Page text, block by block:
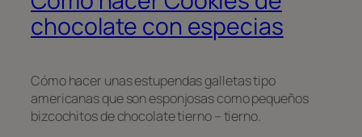
chocolate con especias
Cómo hacer unas estupendas galletas tipo
americanas que son esponjosas como pequeños
bizcochitos de chocolate tierno – tierno.